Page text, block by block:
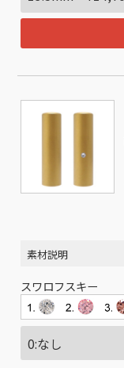
素材説明
スワロフスキー